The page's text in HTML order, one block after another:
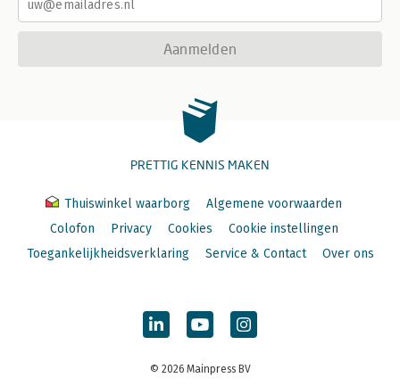
Aanmelden
PRETTIG KENNIS MAKEN
Thuiswinkel waarborg
Algemene voorwaarden
Colofon
Privacy Cookies
Cookie instellingen
Toegankelijkheidsverklaring
Service & Contact Over ons
© 2026 Mainpress BV